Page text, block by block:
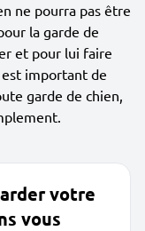
ne pourra pas être
la garde de
et pour lui faire
important de
garde de chien,
votre
vous